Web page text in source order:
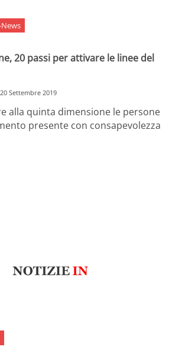
20 passi per attivare le linee del
20 Settembre 2019
alla quinta dimensione le persone
presente con consapevolezza